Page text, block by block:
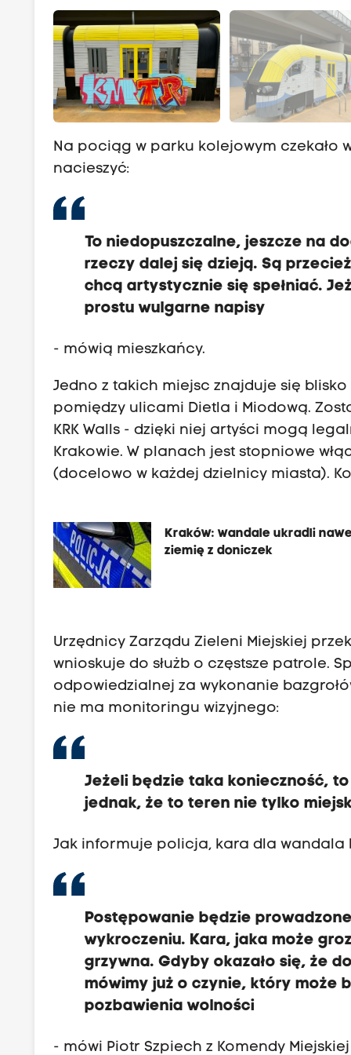
Na pociąg w parku kolejowym czekało
nacieszyć:
To niedopuszczalne, jeszcze na
rzeczy dalej się dzieją. Są
chcą artystycznie się spełniać.
prostu wulgarne napisy
- mówią mieszkańcy.
Jedno z takich miejsc znajduje się
pomiędzy ulicami Dietla i Miodową.
KRK Walls - dzięki niej artyści mogą
Krakowie. W planach jest stopniowe
(docelowo w każdej dzielnicy miasta).
Kraków: wandale ukradli
ziemię z doniczek
Urzędnicy Zarządu Zieleni Miejskiej
wnioskuje do służb o częstsze patrole.
odpowiedzialnej za wykonanie
nie ma monitoringu wizyjnego:
Jeżeli będzie taka konieczność,
jednak, że to teren nie tylko
Jak informuje policja, kara dla wandala
Postępowanie będzie
wykroczeniu. Kara, jaka może
grzywna. Gdyby okazało się, że
mówimy już o czynie, który może
pozbawienia wolności
- mówi Piotr Szpiech z Komendy